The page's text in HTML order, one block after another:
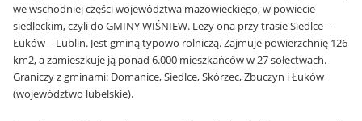
we wschodniej części województwa mazowieckiego, w powiecie
siedleckim, czyli do GMINY WIŚNIEW. Leży ona przy trasie Siedlce –
Łuków – Lublin. Jest gminą typowo rolniczą. Zajmuje powierzchnię 126
km2, a zamieszkuje ją ponad 6.000 mieszkańców w 27 sołectwach.
Graniczy z gminami: Domanice, Siedlce, Skórzec, Zbuczyn i Łuków
(województwo lubelskie).